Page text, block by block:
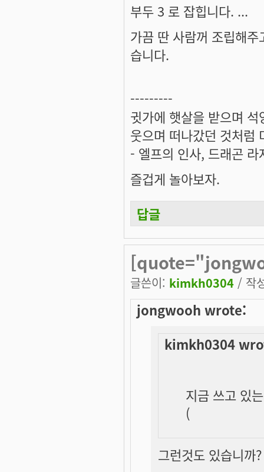
부두 3 로 잡힙니다. ...
가끔 딴 사람꺼 조립해
습니다.
---------
귓가에 햇살을 받으며
웃으며 떠나갔던 것처럼
- 엘프의 인사, 드래곤 라
즐겁게 놀아보자.
답글
글쓴이: kimkh0304 / 작
jongwooh wrote:
kimkh0304
지금 쓰고 있
(
그런것도 있습니